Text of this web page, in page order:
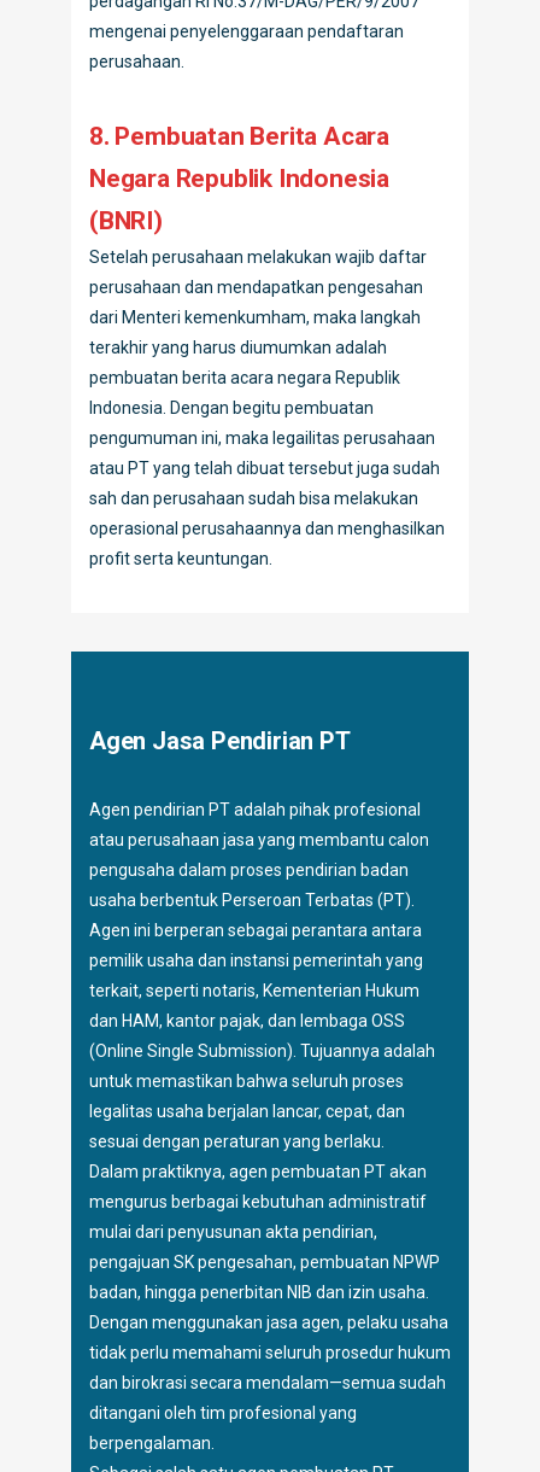
mengenai penyelenggaraan pendaftaran
perusahaan.
8. Pembuatan Berita Acara
Negara Republik Indonesia
(BNRI)
Setelah perusahaan melakukan wajib daftar
perusahaan dan mendapatkan pengesahan
dari Menteri kemenkumham, maka langkah
terakhir yang harus diumumkan adalah
pembuatan berita acara negara Republik
Indonesia. Dengan begitu pembuatan
pengumuman ini, maka legailitas perusahaan
atau PT yang telah dibuat tersebut juga sudah
sah dan perusahaan sudah bisa melakukan
operasional perusahaannya dan menghasilkan
profit serta keuntungan.
Agen Jasa Pendirian PT
Agen pendirian PT adalah pihak profesional
atau perusahaan jasa yang membantu calon
pengusaha dalam proses pendirian badan
usaha berbentuk Perseroan Terbatas (PT).
Agen ini berperan sebagai perantara antara
pemilik usaha dan instansi pemerintah yang
terkait, seperti notaris, Kementerian Hukum
dan HAM, kantor pajak, dan lembaga OSS
(Online Single Submission). Tujuannya adalah
untuk memastikan bahwa seluruh proses
legalitas usaha berjalan lancar, cepat, dan
sesuai dengan peraturan yang berlaku.
Dalam praktiknya, agen pembuatan PT akan
mengurus berbagai kebutuhan administratif
mulai dari penyusunan akta pendirian,
pengajuan SK pengesahan, pembuatan NPWP
badan, hingga penerbitan NIB dan izin usaha.
Dengan menggunakan jasa agen, pelaku usaha
tidak perlu memahami seluruh prosedur hukum
dan birokrasi secara mendalam—semua sudah
ditangani oleh tim profesional yang
berpengalaman.